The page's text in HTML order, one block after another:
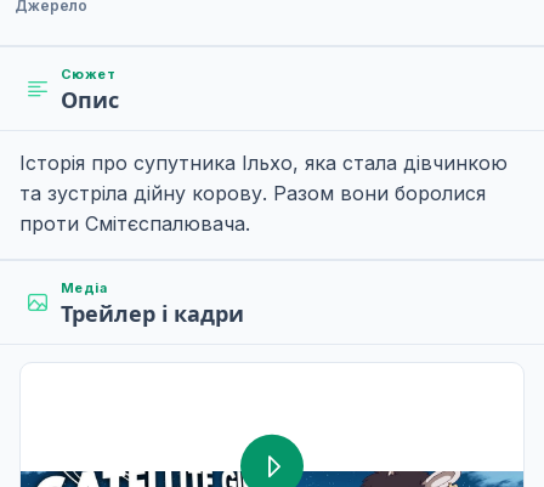
Джерело
Сюжет
Опис
Історія про супутника Ільхо, яка стала дівчинкою
та зустріла дійну корову. Разом вони боролися
проти Смітєспалювача.
Медіа
Трейлер і кадри